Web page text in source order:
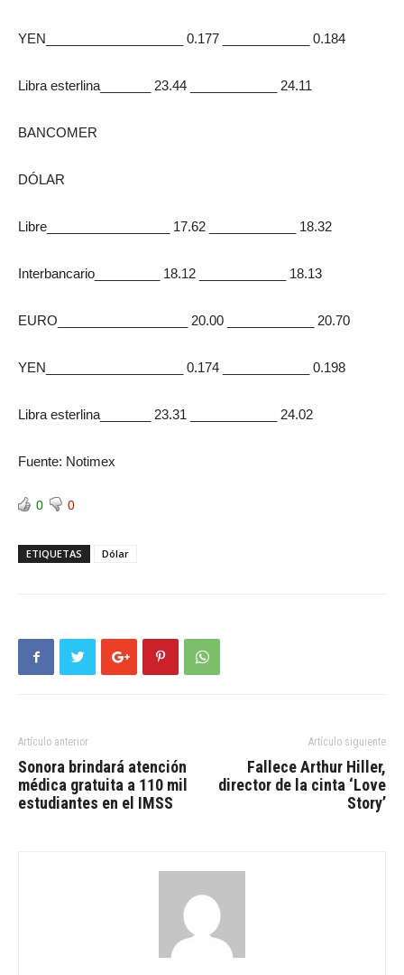
YEN___________________ 0.177 ____________ 0.184
Libra esterlina_______ 23.44 ____________ 24.11
BANCOMER
DÓLAR
Libre_________________ 17.62 ____________ 18.32
Interbancario_________ 18.12 ____________ 18.13
EURO__________________ 20.00 ____________ 20.70
YEN___________________ 0.174 ____________ 0.198
Libra esterlina_______ 23.31 ____________ 24.02
Fuente: Notimex
0 0
ETIQUETAS Dólar
Artículo anterior
Sonora brindará atención
médica gratuita a 110 mil
estudiantes en el IMSS
Artículo siguiente
Fallece Arthur Hiller,
director de la cinta ‘Love
Story’